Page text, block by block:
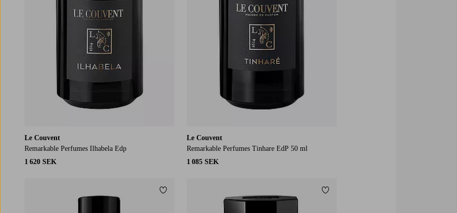
Le Couvent
Remarkable Perfumes Ilhabela Edp
1 620 SEK
Le Couvent
Remarkable Perfumes Tinhare EdP 50 ml
1 085 SEK
Lägg till i favoriter Lägg till i favoriter